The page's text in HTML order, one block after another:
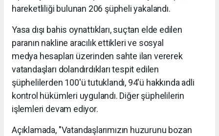
hareketliliği bulunan 206 şüpheli yakalandı.
Yasa dışı bahis oynattıkları, suçtan elde edilen
paranın nakline aracılık ettikleri ve sosyal
medya hesapları üzerinden sahte ilan vererek
vatandaşları dolandırdıkları tespit edilen
şüphelilerden 100'ü tutuklandı, 94'ü hakkında adli
kontrol hükümleri uygulandı. Diğer şüphelilerin
işlemleri devam ediyor.
Açıklamada, "Vatandaşlarımızın huzurunu bozan